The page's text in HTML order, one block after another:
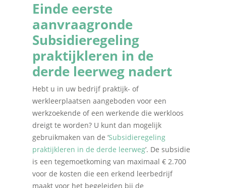
Einde eerste
aanvraagronde
Subsidieregeling
praktijkleren in de
derde leerweg nadert
Hebt u in uw bedrijf praktijk- of
werkleerplaatsen aangeboden voor een
werkzoekende of een werkende die werkloos
dreigt te worden? U kunt dan mogelijk
gebruikmaken van de ‘Subsidieregeling
praktijkleren in de derde leerweg’. De subsidie
is een tegemoetkoming van maximaal € 2.700
voor de kosten die een erkend leerbedrijf
maakt voor het begeleiden bij de